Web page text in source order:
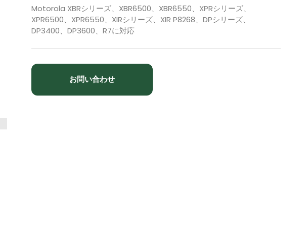
Motorola XBRシリーズ、XBR6500、XBR6550、XPRシリーズ、
XPR6500、XPR6550、XIRシリーズ、XIR P8268、DPシリーズ、
DP3400、DP3600、R7に対応
お問い合わせ